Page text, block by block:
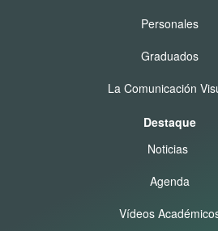
Personales
Graduados
La Comunicación
Destaque
Noticias
Agenda
Vídeos